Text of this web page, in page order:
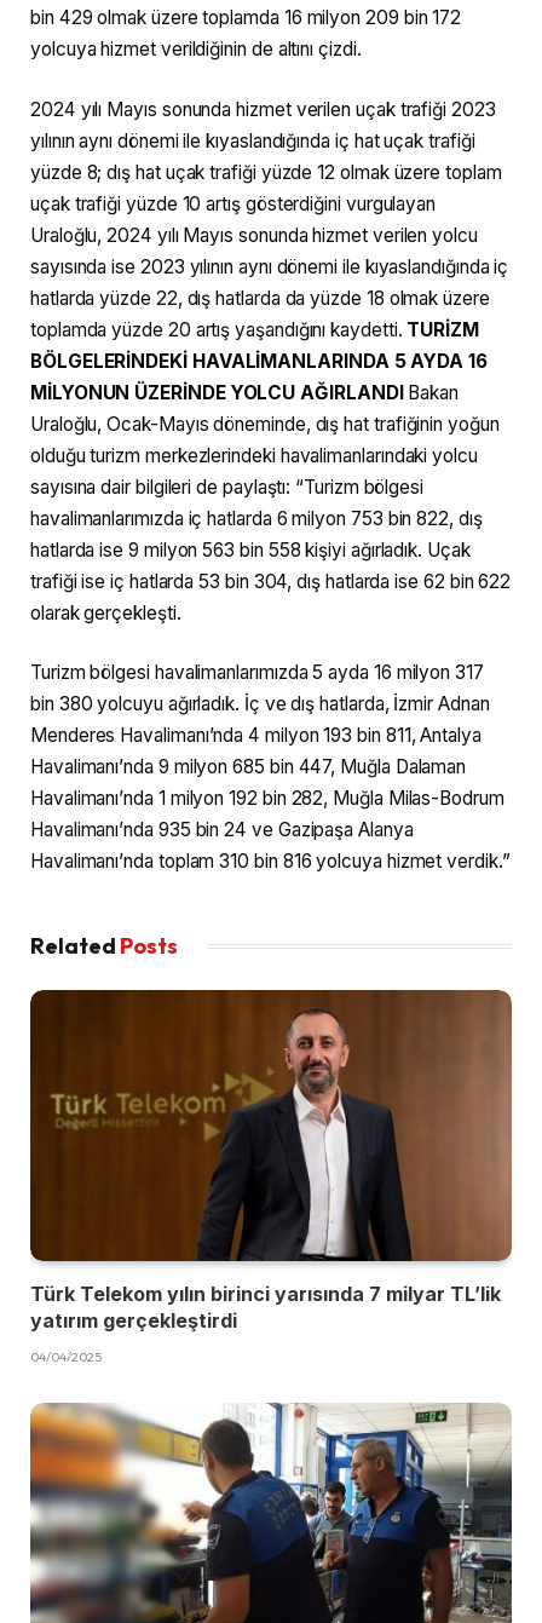
bin 429 olmak üzere toplamda 16 milyon 209 bin 172
yolcuya hizmet verildiğinin de altını çizdi.
2024 yılı Mayıs sonunda hizmet verilen uçak trafiği 2023
yılının aynı dönemi ile kıyaslandığında iç hat uçak trafiği
yüzde 8; dış hat uçak trafiği yüzde 12 olmak üzere toplam
uçak trafiği yüzde 10 artış gösterdiğini vurgulayan
Uraloğlu, 2024 yılı Mayıs sonunda hizmet verilen yolcu
sayısında ise 2023 yılının aynı dönemi ile kıyaslandığında iç
hatlarda yüzde 22, dış hatlarda da yüzde 18 olmak üzere
toplamda yüzde 20 artış yaşandığını kaydetti. TURİZM
BÖLGELERİNDEKİ HAVALİMANLARINDA 5 AYDA 16
MİLYONUN ÜZERİNDE YOLCU AĞIRLANDIBakan
Uraloğlu, Ocak-Mayıs döneminde, dış hat trafiğinin yoğun
olduğu turizm merkezlerindeki havalimanlarındaki yolcu
sayısına dair bilgileri de paylaştı: “Turizm bölgesi
havalimanlarımızda iç hatlarda 6 milyon 753 bin 822, dış
hatlarda ise 9 milyon 563 bin 558 kişiyi ağırladık. Uçak
trafiği ise iç hatlarda 53 bin 304, dış hatlarda ise 62 bin 622
olarak gerçekleşti.
Turizm bölgesi havalimanlarımızda 5 ayda 16 milyon 317
bin 380 yolcuyu ağırladık. İç ve dış hatlarda, İzmir Adnan
Menderes Havalimanı’nda 4 milyon 193 bin 811, Antalya
Havalimanı’nda 9 milyon 685 bin 447, Muğla Dalaman
Havalimanı’nda 1 milyon 192 bin 282, Muğla Milas-Bodrum
Havalimanı’nda 935 bin 24 ve Gazipaşa Alanya
Havalimanı’nda toplam 310 bin 816 yolcuya hizmet verdik.”
Related Posts
Türk Telekom yılın birinci yarısında 7 milyar TL’lik
yatırım gerçekleştirdi
04/04/2025